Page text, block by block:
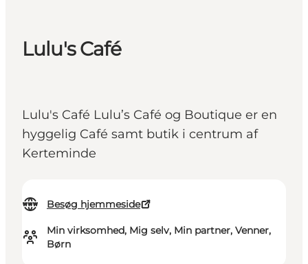
Lulu's Café
Lulu's Café Lulu’s Café og Boutique er en
hyggelig Café samt butik i centrum af
Kerteminde
Besøg hjemmeside
Min virksomhed, Mig selv, Min partner, Venner,
Børn